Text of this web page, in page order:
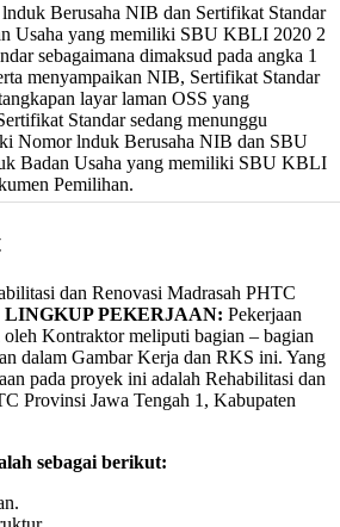
Berusaha NIB dan Sertifikat Standar
Usaha yang memiliki SBU KBLI 2020 2
sebagaimana dimaksud pada angka 1
menyampaikan NIB, Sertifikat Standar
layar laman OSS yang
Standar sedang menunggu
Nomor lnduk Berusaha NIB dan SBU
Badan Usaha yang memiliki SBU KBLI
Pemilihan.
dan Renovasi Madrasah PHTC
LINGKUP PEKERJAAN: Pekerjaan
oleh Kontraktor meliputi bagian – bagian
dalam Gambar Kerja dan RKS ini. Yang
pada proyek ini adalah Rehabilitasi dan
Provinsi Jawa Tengah 1, Kabupaten
sebagai berikut: